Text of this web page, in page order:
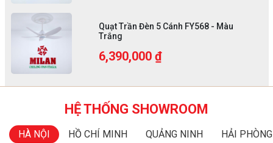
Quạt Trần Đèn 5 Cánh FY568 - Màu
Trắng
6,390,000 ₫
HỆ THỐNG SHOWROOM
HÀ NỘI HỒ CHÍ MINH QUẢNG NINH HẢI PHÒNG